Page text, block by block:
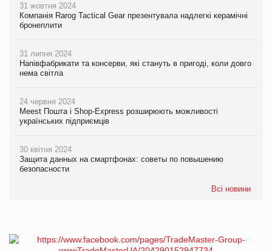
31 жовтня 2024
Компанія Rarog Tactical Gear презентувала надлегкі керамічні
бронеплити
31 липня 2024
Напівфабрикати та консерви, які стануть в пригоді, коли довго
нема світла
24 червня 2024
Meest Пошта і Shop-Express розширюють можливості
українських підприємців
30 квітня 2024
Защита данных на смартфонах: советы по повышению
безопасности
Всі новини